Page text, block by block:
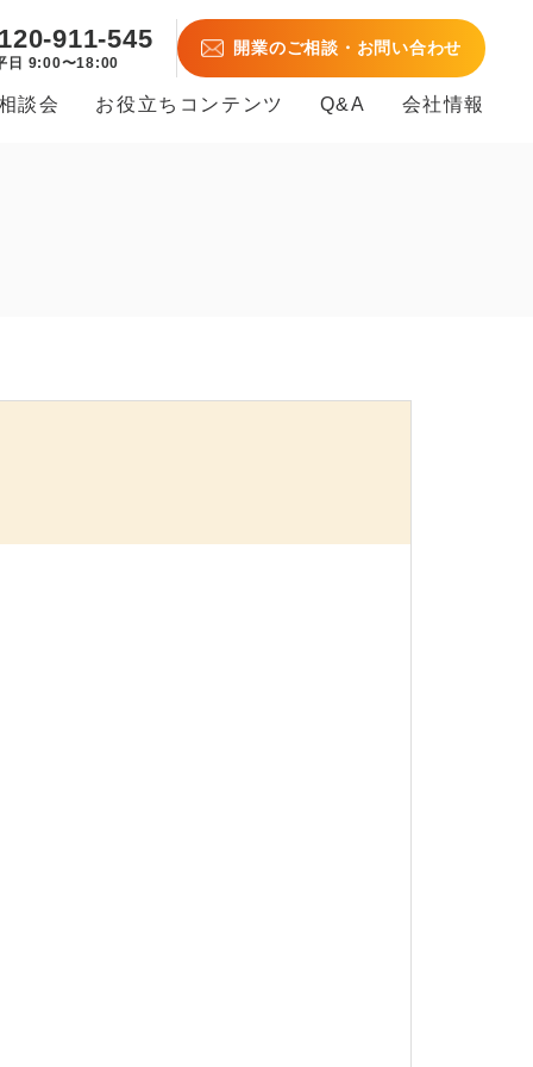
911-545
日 9:00〜18:00
開業のご相談・お問い合わせ
談会 お役立ちコンテンツ Q&A 会社情報